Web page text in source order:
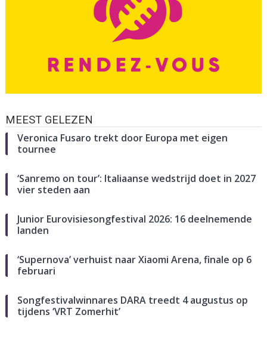
MEEST GELEZEN
Veronica Fusaro trekt door Europa met eigen
tournee
‘Sanremo on tour’: Italiaanse wedstrijd doet in 2027
vier steden aan
Junior Eurovisiesongfestival 2026: 16 deelnemende
landen
‘Supernova’ verhuist naar Xiaomi Arena, finale op 6
februari
Songfestivalwinnares DARA treedt 4 augustus op
tijdens ‘VRT Zomerhit’